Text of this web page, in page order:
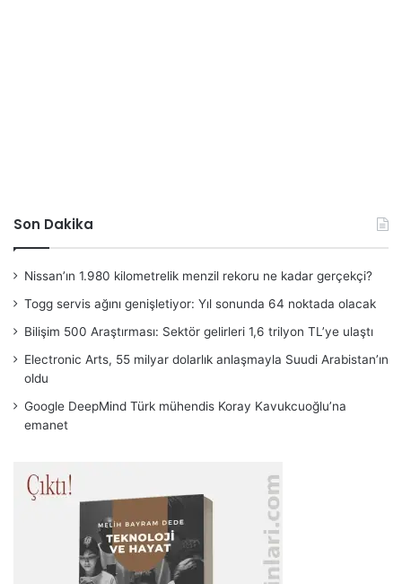
Son Dakika
Nissan’ın 1.980 kilometrelik menzil rekoru ne kadar gerçekçi?
Togg servis ağını genişletiyor: Yıl sonunda 64 noktada olacak
Bilişim 500 Araştırması: Sektör gelirleri 1,6 trilyon TL’ye ulaştı
Electronic Arts, 55 milyar dolarlık anlaşmayla Suudi Arabistan’ın
oldu
Google DeepMind Türk mühendis Koray Kavukcuoğlu’na
emanet